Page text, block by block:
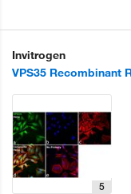
Invitrogen
VPS35 Recombinant
5